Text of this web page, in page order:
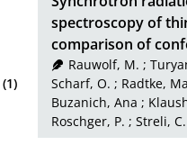
(1)
spectroscopy of
comparison of
Rauwolf, M. ;
Scharf, O. ; Radtke,
Buzanich, Ana ;
Roschger, P. ; Streli, C.